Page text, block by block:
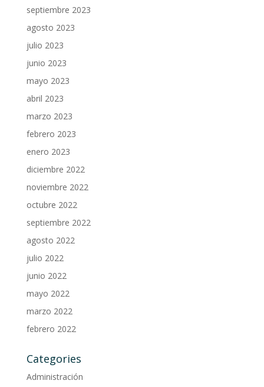
septiembre 2023
agosto 2023
julio 2023
junio 2023
mayo 2023
abril 2023
marzo 2023
febrero 2023
enero 2023
diciembre 2022
noviembre 2022
octubre 2022
septiembre 2022
agosto 2022
julio 2022
junio 2022
mayo 2022
marzo 2022
febrero 2022
Categories
Administración